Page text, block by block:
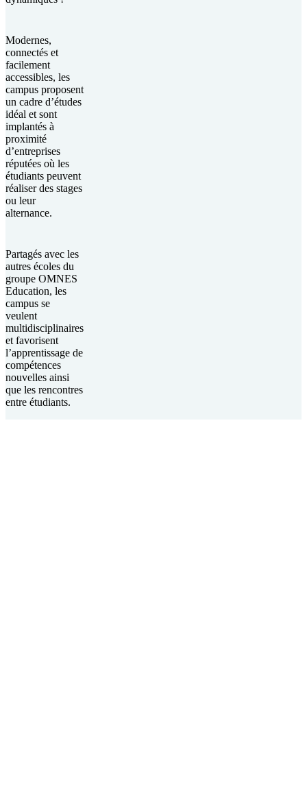
Modernes,
connectés et
facilement
accessibles, les
campus proposent
un cadre d’études
idéal et sont
implantés à
proximité
d’entreprises
réputées où les
étudiants peuvent
réaliser des stages
ou leur
alternance.
Partagés avec les
autres écoles du
groupe OMNES
Education, les
campus se
veulent
multidisciplinaires
et favorisent
l’apprentissage de
compétences
nouvelles ainsi
que les rencontres
entre étudiants.